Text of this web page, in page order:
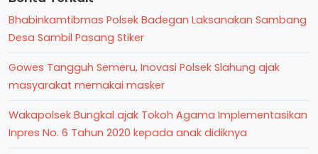
Bhabinkamtibmas Polsek Badegan Laksanakan Sambang
Desa Sambil Pasang Stiker
Gowes Tangguh Semeru, Inovasi Polsek Slahung ajak
masyarakat memakai masker
Wakapolsek Bungkal ajak Tokoh Agama Implementasikan
Inpres No. 6 Tahun 2020 kepada anak didiknya